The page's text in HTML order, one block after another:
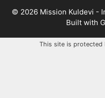
© 2026 Mission Kuldevi -
Built with
This site is protected